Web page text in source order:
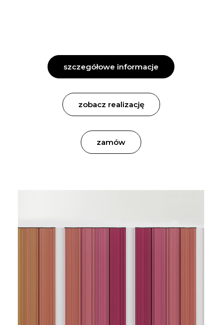
szczegółowe informacje
zobacz realizację
zamów